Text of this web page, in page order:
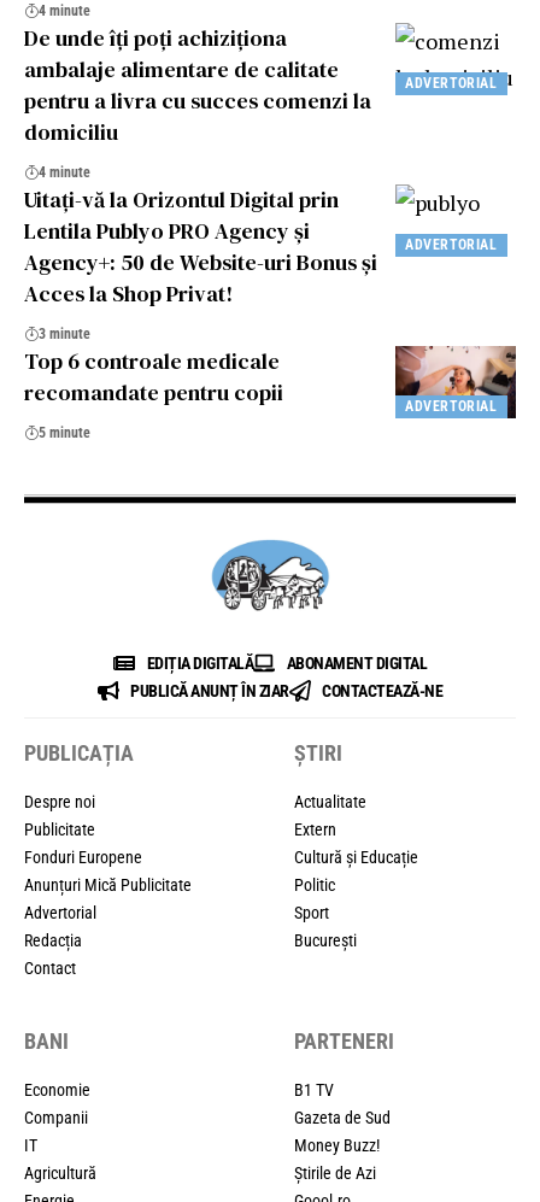
4 minute
ADVERTORIAL
De unde îți poți achiziționa
ambalaje alimentare de calitate
pentru a livra cu succes comenzi la
domiciliu
4 minute
ADVERTORIAL
Uitați-vă la Orizontul Digital prin
Lentila Publyo PRO Agency și
Agency+: 50 de Website-uri Bonus și
Acces la Shop Privat!
3 minute
ADVERTORIAL
Top 6 controale medicale
recomandate pentru copii
5 minute
EDIȚIA DIGITALĂ
ABONAMENT DIGITAL
PUBLICĂ ANUNȚ ÎN ZIAR
CONTACTEAZĂ-NE
PUBLICAȚIA
Despre noi
Publicitate
Fonduri Europene
Anunțuri Mică Publicitate
Advertorial
Redacția
Contact
ȘTIRI
Actualitate
Extern
Cultură și Educație
Politic
Sport
București
BANI
Economie
Companii
IT
Agricultură
PARTENERI
B1 TV
Gazeta de Sud
Money Buzz!
Știrile de Azi